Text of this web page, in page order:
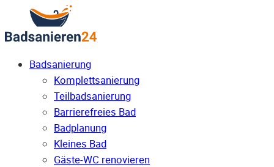
Badsanierung
Komplettsanierung
Teilbadsanierung
Barrierefreies Bad
Badplanung
Kleines Bad
Gäste-WC renovieren